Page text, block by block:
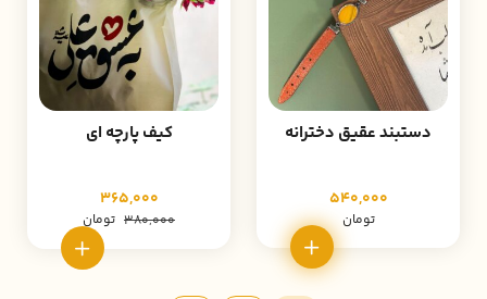
دستبند عقیق دخترانه
540,000
تومان
کیف پارچه ای
365,000
380,000 تومان